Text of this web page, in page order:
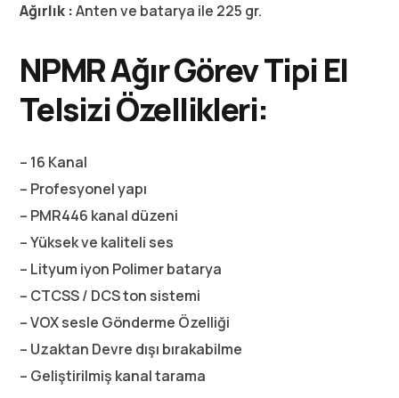
Ağırlık :Anten ve batarya ile 225 gr.
NPMR Ağır Görev Tipi El
Telsizi Özellikleri:
– 16 Kanal
– Profesyonel yapı
– PMR446 kanal düzeni
– Yüksek ve kaliteli ses
– Lityum iyon Polimer batarya
– CTCSS / DCS ton sistemi
– VOX sesle Gönderme Özelliği
– Uzaktan Devre dışı bırakabilme
– Geliştirilmiş kanal tarama